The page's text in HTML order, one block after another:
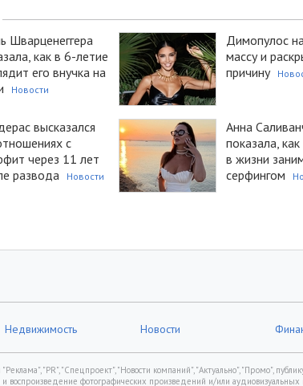
Шварценеггера
как в 6-летие
его внучка на
Новости
Димопулос
массу и
причину
высказался
с
через 11 лет
развода
Новости
Анна
показала,
в жизни
серфингом
Недвижимость Новости
"PR", "Спецпроект", "Новости компаний", "Актуально", "Промо",
воспроизведение фотографических произведений и/или